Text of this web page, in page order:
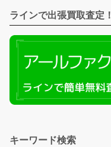
ラインで出張買取査定！
キーワード検索